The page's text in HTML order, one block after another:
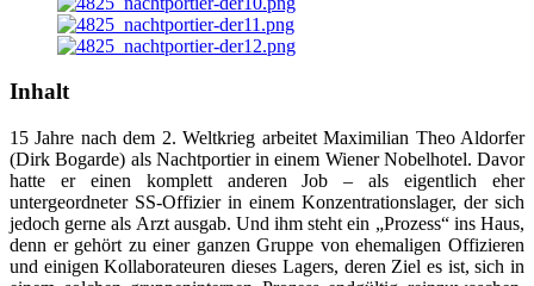
Inhalt
15 Jahre nach dem 2. Weltkrieg arbeitet Maximilian Theo Aldorfer
(Dirk Bogarde) als Nachtportier in einem Wiener Nobelhotel. Davor
hatte er einen komplett anderen Job – als eigentlich eher
untergeordneter SS-Offizier in einem Konzentrationslager, der sich
jedoch gerne als Arzt ausgab. Und ihm steht ein „Prozess“ ins Haus,
denn er gehört zu einer ganzen Gruppe von ehemaligen Offizieren
und einigen Kollaborateuren dieses Lagers, deren Ziel es ist, sich in